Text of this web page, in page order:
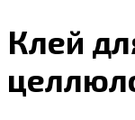
Клей